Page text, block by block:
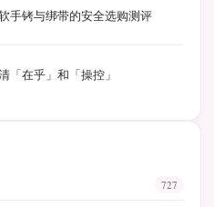
手铐与绑带的安全选购测评
「在乎」和「操控」
727